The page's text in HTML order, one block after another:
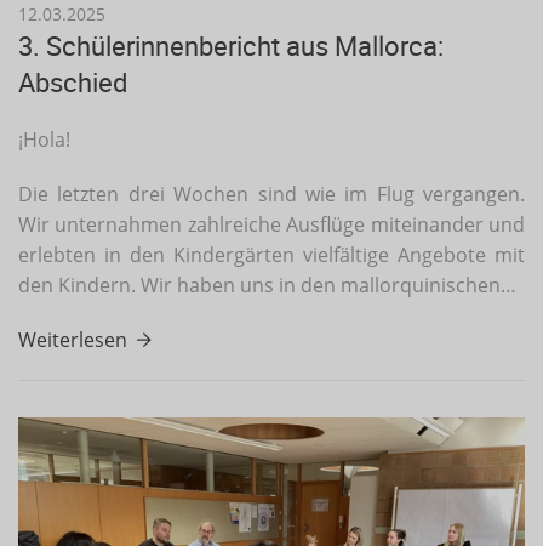
12.03.2025
3. Schülerinnenbericht aus Mallorca:
Abschied
¡Hola!
Die letzten drei Wochen sind wie im Flug vergangen.
Wir unternahmen zahlreiche Ausflüge miteinander und
erlebten in den Kindergärten vielfältige Angebote mit
den Kindern. Wir haben uns in den mallorquinischen…
Weiterlesen